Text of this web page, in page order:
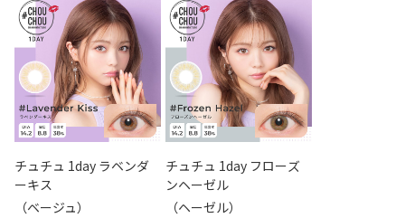
チュチュ 1day ラベンダ
ーキス
（ベージュ）
チュチュ 1day フローズ
ンヘーゼル
（ヘーゼル）